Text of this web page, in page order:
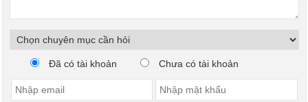
Đã có tài khoản Chưa có tài khoản